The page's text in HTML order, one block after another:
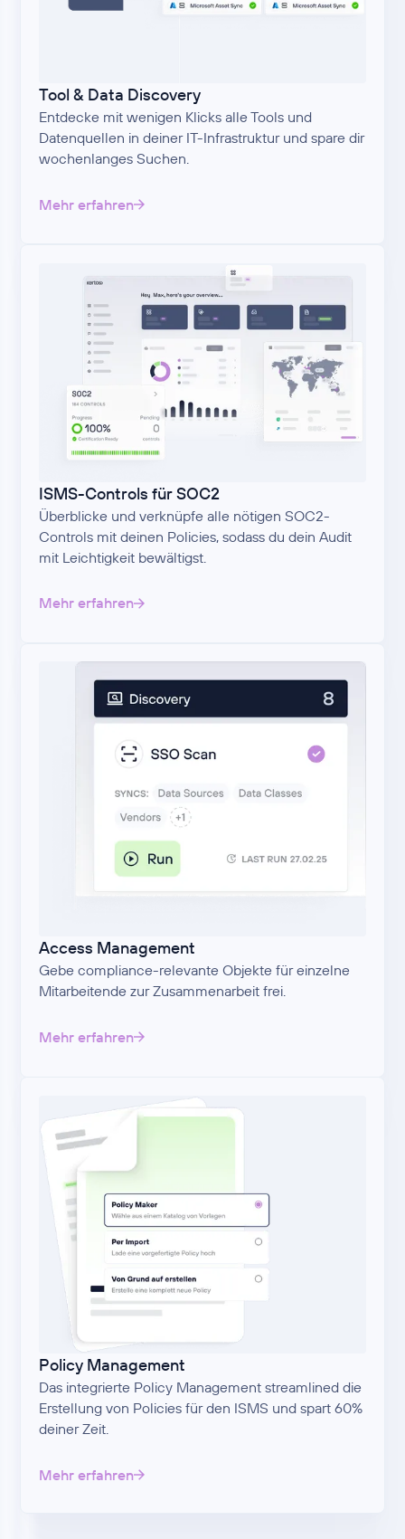
Tool & Data Discovery
Entdecke mit wenigen Klicks alle Tools und
Datenquellen in deiner IT-Infrastruktur und spare dir
wochenlanges Suchen.
Mehr erfahren
ISMS-Controls für SOC2
Überblicke und verknüpfe alle nötigen SOC2-
Controls mit deinen Policies, sodass du dein Audit
mit Leichtigkeit bewältigst.
Mehr erfahren
Access Management
Gebe compliance-relevante Objekte für einzelne
Mitarbeitende zur Zusammenarbeit frei.
Mehr erfahren
Policy Management
Das integrierte Policy Management streamlined die
Erstellung von Policies für den ISMS und spart 60%
deiner Zeit.
Mehr erfahren